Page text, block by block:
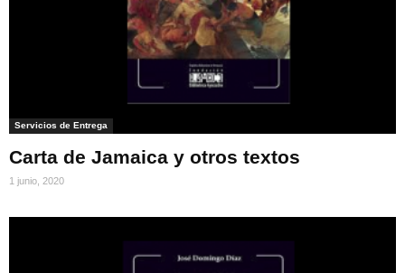
Servicios de Entrega
Carta de Jamaica y otros textos
1 junio, 2020